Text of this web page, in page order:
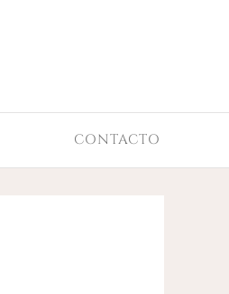
CONTACTO